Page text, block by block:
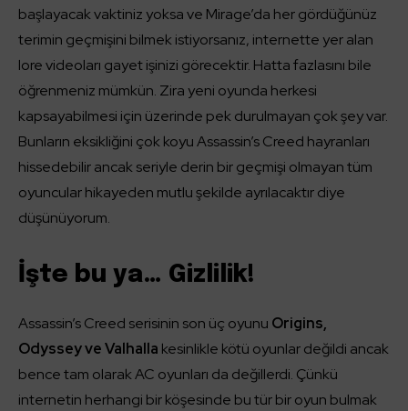
başlayacak vaktiniz yoksa ve Mirage’da her gördüğünüz
terimin geçmişini bilmek istiyorsanız, internette yer alan
lore videoları gayet işinizi görecektir. Hatta fazlasını bile
öğrenmeniz mümkün. Zira yeni oyunda herkesi
kapsayabilmesi için üzerinde pek durulmayan çok şey var.
Bunların eksikliğini çok koyu Assassin’s Creed hayranları
hissedebilir ancak seriyle derin bir geçmişi olmayan tüm
oyuncular hikayeden mutlu şekilde ayrılacaktır diye
düşünüyorum.
İşte bu ya… Gizlilik!
Assassin’s Creed serisinin son üç oyunu Origins,
Odyssey ve Valhalla kesinlikle kötü oyunlar değildi ancak
bence tam olarak AC oyunları da değillerdi. Çünkü
internetin herhangi bir köşesinde bu tür bir oyun bulmak